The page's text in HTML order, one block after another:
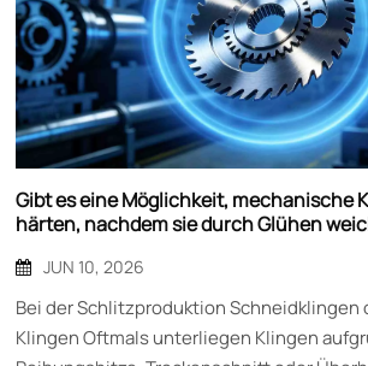
Gibt es eine Möglichkeit, mechanische
härten, nachdem sie durch Glühen
JUN 10, 2026
Bei der Schlitzproduktion Schneidklingen
Klingen Oftmals unterliegen Klingen